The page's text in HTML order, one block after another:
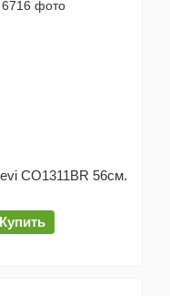
CO1311BR 56см.
Купить